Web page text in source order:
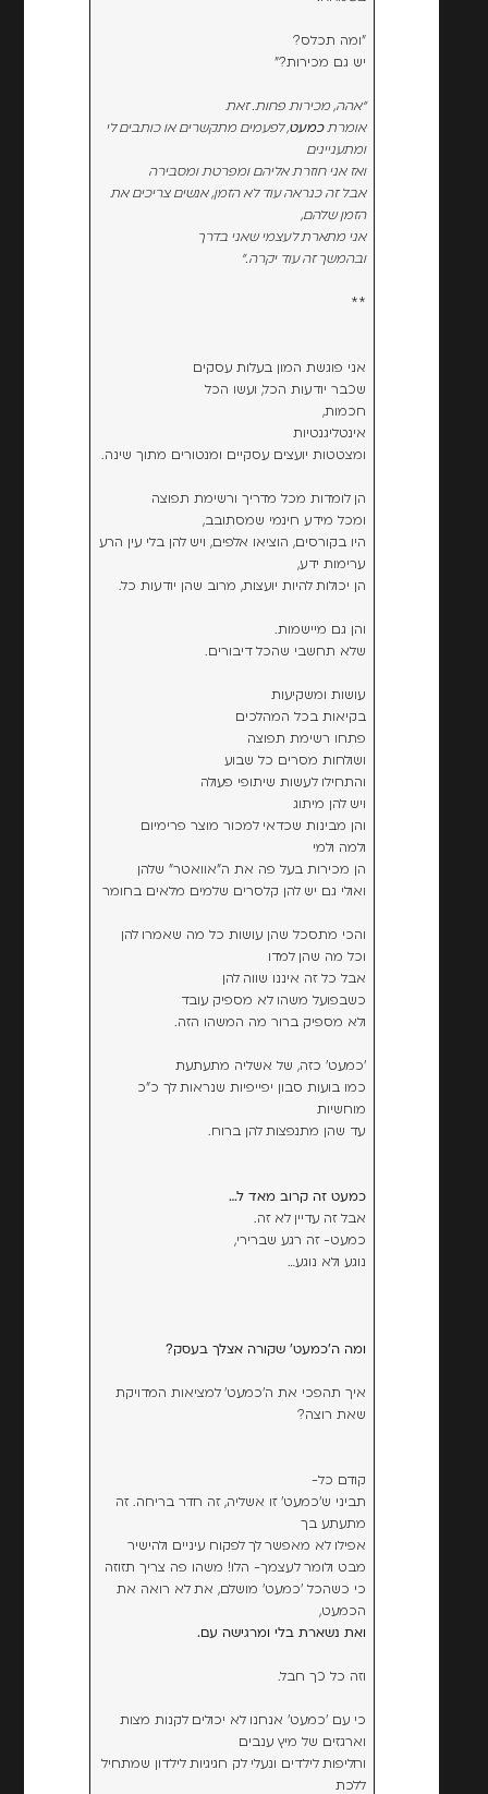
"ומה תכלס?
יש גם מכירות?"
"אהה, מכירות פחות. זאת
אומרתכמעט,לפעמים מתקשרים או כותבים לי
ומתעניינים
ואז אני חוזרת אליהם ומפרטת ומסבירה
אבל זה כנראה עוד לא הזמן, אנשים צריכים את
הזמן שלהם,
אני מתארת לעצמי שאני בדרך
ובהמשך זה עוד יקרה."
**
אני פוגשת המון בעלות עסקים
שכבר יודעות הכל, ועשו הכל
חכמות,
אינטליגנטיות
ומצטטות יועצים עסקיים ומנטורים מתוך שינה.
הן לומדות מכל מדריך ורשימת תפוצה
ומכל מידע חינמי שמסתובב,
היו בקורסים, הוציאו אלפים, ויש להן בלי עין הרע
ערימות ידע,
הן יכולות להיות יועצות, מרוב שהן יודעות כל.
והן גם מיישמות.
שלא תחשבי שהכל דיבורים.
עושות ומשקיעות
בקיאות בכל המהלכים
פתחו רשימת תפוצה
ושולחות מסרים כל שבוע
והתחילו לעשות שיתופי פעולה
ויש להן מיתוג
והן מבינות שכדאי למכור מוצר פרימיום
ולמה ולמי
הן מכירות בעל פה את ה"אוואטר" שלהן
ואולי גם יש להן קלסרים שלמים מלאים בחומר
והכי מתסכל שהן עושות כל מה שאמרו להן
וכל מה שהן למדו
אבל כל זה איננו שווה להן
כשבפועל משהו לא מספיק עובד
ולא מספיק ברור מה המשהו הזה.
'כמעט' כזה, של אשליה מתעתעת
כמו בועות סבון יפייפיות שנראות לך כ"כ
מוחשיות
עד שהן מתנפצות להן ברוח.
כמעט זה קרוב מאד ל…
אבל זה עדיין לא זה.
כמעט- זה רגע שברירי,
נוגע ולא נוגע…
ומה ה'כמעט' שקורה אצלך בעסק?
איך תהפכי את ה'כמעט' למציאות המדויקת
שאת רוצה?
קודם כל-
תביני ש'כמעט' זו אשליה, זה חדר בריחה. זה
מתעתע בך
אפילו לא מאפשר לך לפקוח עיניים ולהישיר
מבט ולומר לעצמך- הלו! משהו פה צריך תזוזה
כי כשהכל 'כמעט' מושלם, את לא רואה את
הכמעט,
ואת נשארת בלי ומרגישה עם.
וזה כל כך חבל.
כי עם 'כמעט' אנחנו לא יכולים לקנות מצות
וארגזים של מיץ ענבים
וחליפות לילדים ונעלי לק חגיגיות לילדון שמתחיל
ללכת